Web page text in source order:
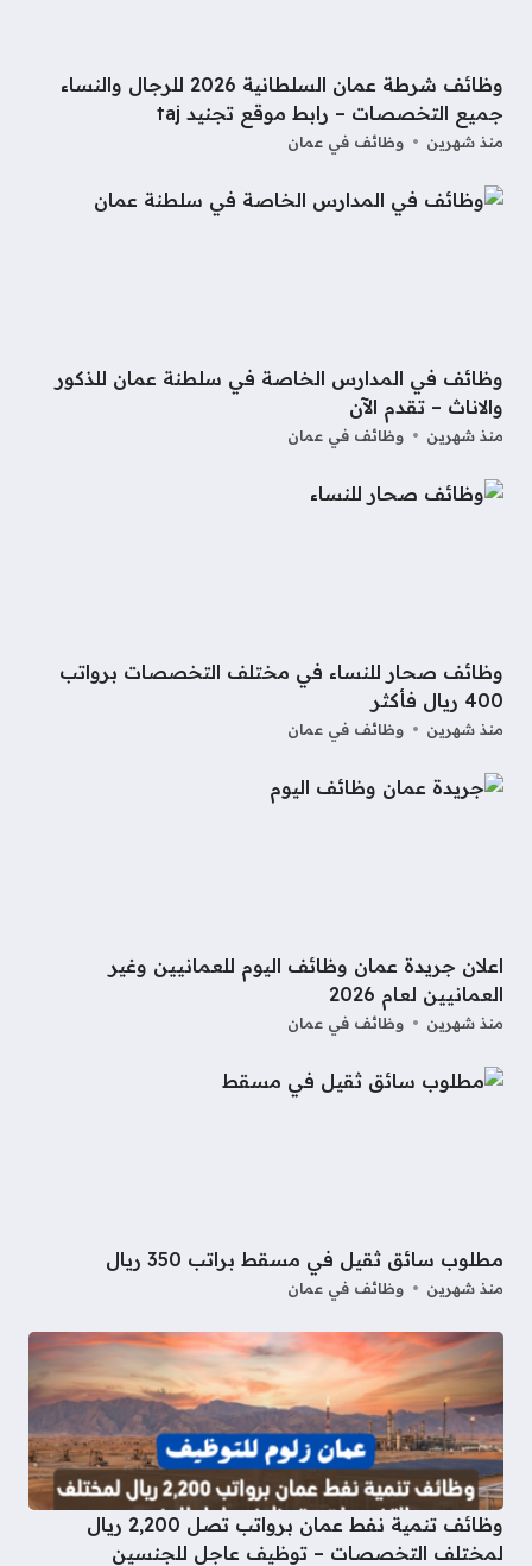
وظائف شرطة عمان السلطانية 2026 للرجال والنساء
جميع التخصصات – رابط موقع تجنيد taj
منذ شهرين وظائف في عمان
وظائف في المدارس الخاصة في سلطنة عمان للذكور
والاناث – تقدم الآن
منذ شهرين وظائف في عمان
وظائف صحار للنساء في مختلف التخصصات برواتب
400 ريال فأكثر
منذ شهرين وظائف في عمان
اعلان جريدة عمان وظائف اليوم للعمانيين وغير
العمانيين لعام 2026
منذ شهرين وظائف في عمان
مطلوب سائق ثقيل في مسقط براتب 350 ريال
منذ شهرين وظائف في عمان
وظائف تنمية نفط عمان برواتب تصل 2,200 ريال
لمختلف التخصصات – توظيف عاجل للجنسين